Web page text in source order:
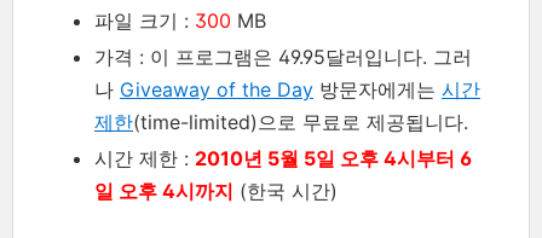
파일 크기 : 300 MB
가격 : 이 프로그램은 49.95달러입니다. 그러
나 Giveaway of the Day 방문자에게는 시간
제한(time-limited)으로 무료로 제공됩니다.
시간 제한 : 2010년 5월 5일 오후 4시부터 6
일 오후 4시까지 (한국 시간)